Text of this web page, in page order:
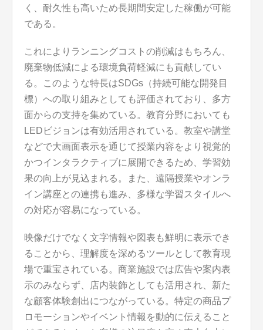
く、耐久性も高いため長期間安定した稼働が可能
である。
これによりランニングコストの削減はもちろん、
廃棄物低減による環境負荷軽減にも貢献してい
る。このような特長はSDGs（持続可能な開発目
標）への取り組みとしても評価されており、多方
面からの支持を集めている。教育分野においても
LEDビジョンは有効活用されている。教室や講堂
などで大画面表示を通じて授業内容をより視覚的
かつインタラクティブに展開できるため、学習効
果の向上が見込まれる。また、遠隔授業やオンラ
イン講座との連携も進み、多様な学習スタイルへ
の対応が容易になっている。
映像だけでなく文字情報や図表も鮮明に表示でき
ることから、理解度を深めるツールとして教育現
場で重宝されている。商業施設では広告や案内表
示のみならず、店内装飾としても活用され、新た
な顧客体験創出につながっている。特定の商品プ
ロモーションやイベント情報を動的に伝えること